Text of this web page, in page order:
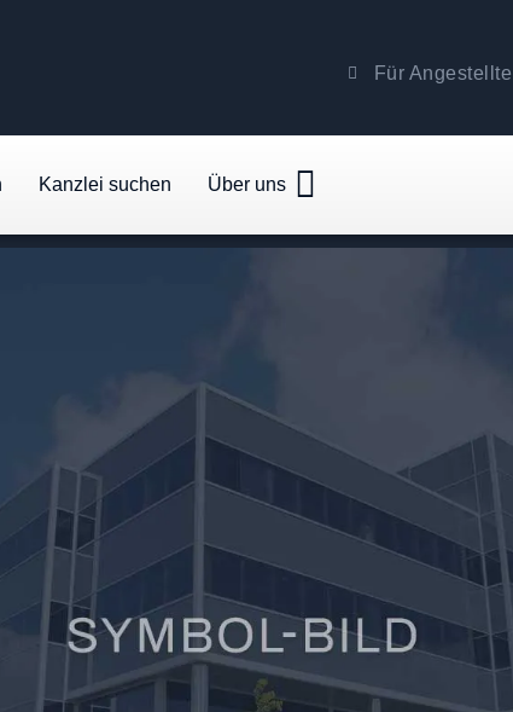
Für Angestellte
Kanzlei suchen Über uns